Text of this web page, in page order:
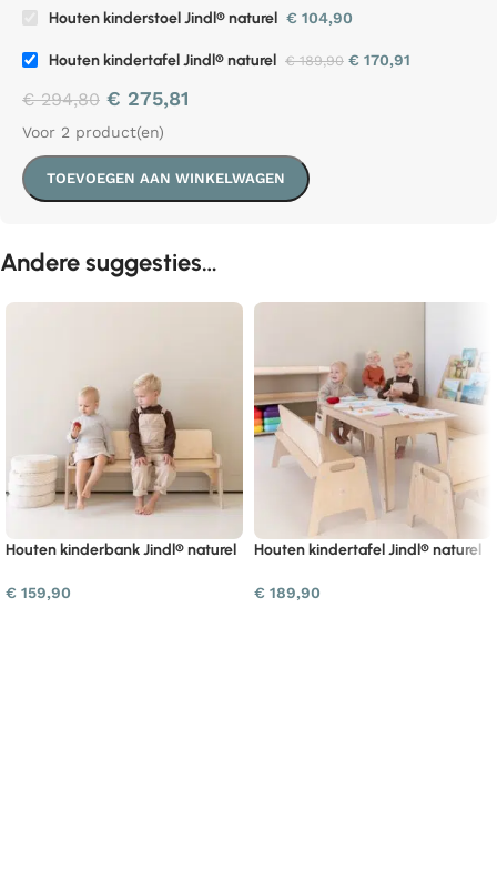
Houten kinderstoel Jindl® naturel € 104,90
Houten kindertafel Jindl® naturel €189,90 € 170,91
€294,80 € 275,81
Voor 2 product(en)
TOEVOEGEN AAN WINKELWAGEN
Andere suggesties…
Houten kinderbank Jindl® naturel
€ 159,90
Houten kindertafel Jindl® naturel
€ 189,90